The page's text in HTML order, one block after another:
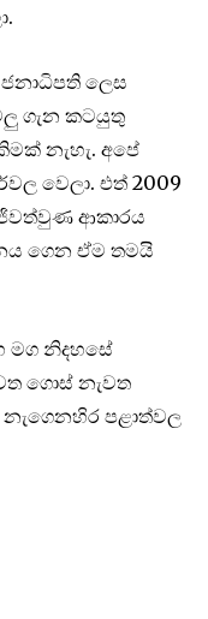
ල‌ෙස
ගැන කටයුතු
නැහැ. අපේ
ව‌ෙලා. එත් 2009
ජිවත්වුණ ආකාරය
ග‌ෙන ඒම තමයි
මග නිදහසේ
ගොස් නැවත
පළාත්වල